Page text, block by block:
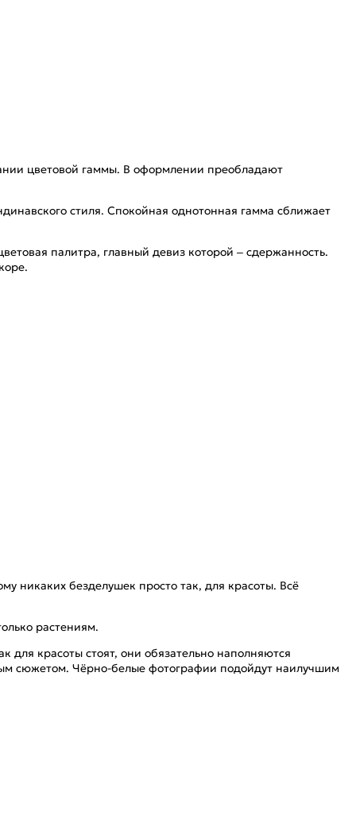
цветовой гаммы. В оформлении преобладают
стиля. Спокойная однотонная гамма сближает
палитра, главный девиз которой – сдержанность.
никаких безделушек просто так, для красоты. Всё
растениям.
для красоты стоят, они обязательно наполняются
сюжетом. Чёрно-белые фотографии подойдут наилучшим